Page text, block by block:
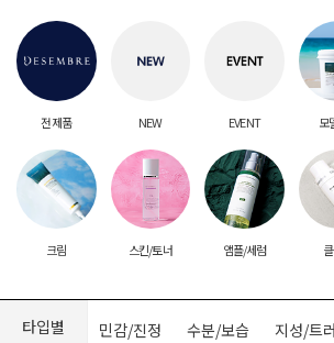
전 제품 NEW EVENT 모
크림 스킨/토너 앰플/세럼
타입별 민감/진정 수분/보습 지성/트